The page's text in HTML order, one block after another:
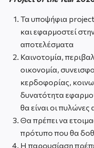
Τα υποψήφια
και εφαρμοστεί
αποτελέσματα
Καινοτομία,
οικονομία,
κερδοφορίας,
δυνατότητα
θα είναι οι
Θα πρέπει να
πρότυπο που θα
Η παρουσίαση